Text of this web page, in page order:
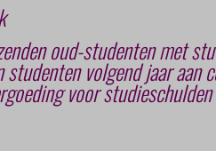
oud-studenten met
studenten volgend jaar aan
voor